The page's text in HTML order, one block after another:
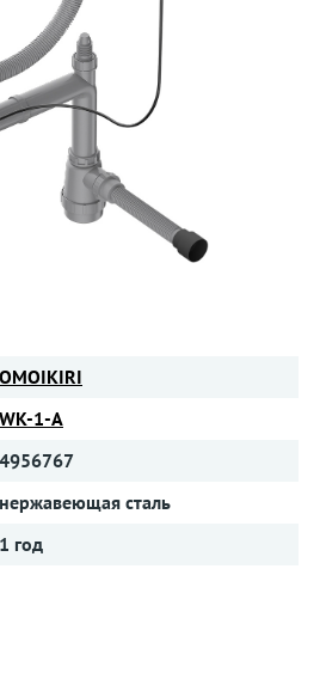
OMOIKIRI
WK-1-A
4956767
нержавеющая сталь
1 год